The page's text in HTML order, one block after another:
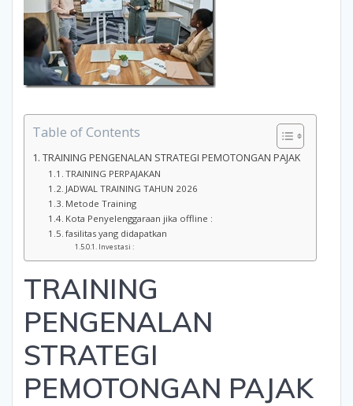
Table of Contents
TRAINING PENGENALAN STRATEGI PEMOTONGAN PAJAK
TRAINING PERPAJAKAN
JADWAL TRAINING TAHUN 2026
Metode Training
Kota Penyelenggaraan jika offline :
fasilitas yang didapatkan
Investasi :
TRAINING
PENGENALAN
STRATEGI
PEMOTONGAN PAJAK